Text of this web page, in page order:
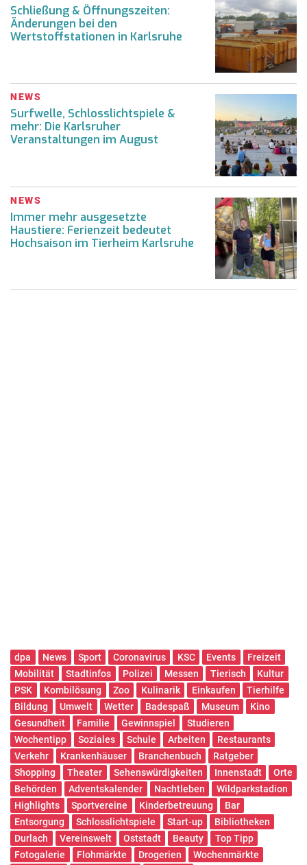
Schließung & Öffnungszeiten:
Änderungen bei den
Wertstoffstationen in Karlsruhe
NEWS
Surfwelle, Schlosslichtspiele &
mehr: Die Karlsruher
Veranstaltungen im August
NEWS
Immer mehr ausgesetzte
Haustiere: Ferienzeit bedeutet
Hochsaison im Tierheim Karlsruhe
dpa News Sport Coronavirus KSC Events
Freizeit
Mobilität
Stadtinfos Polizei Messen Tierisch
Kultur
PSK
Kombilösung Zoo Kulinarik Einkaufen
Tierhilfe
Bildung
Umwelt Wetter Badespaß Museum
Kino
Gesundheit
Familie Gewinnspiel
Studieren
Wochentipp
Soziales Schule Arbeiten
Restaurants
Verkehr
Krankenhäuser Branchenbuch
Ratgeber
Shopping
Theater Sehenswürdigkeiten Innenstadt
Orte
Behörden
Adventskalender Nachtleben
Wildparkstadion
Highlights
Sportvereine Kinderbetreuung
Bar
Entsorgung
Schlosslichtspiele Start-up
Bibliotheken
Durlach
Vereinswelt Oststadt Beauty
Top Tipp
Fotogalerie
Flohmärkte Drogerien
Wochenmärkte